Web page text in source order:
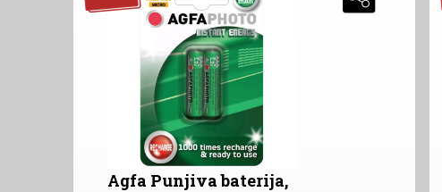
Agfa Punjiva baterija,